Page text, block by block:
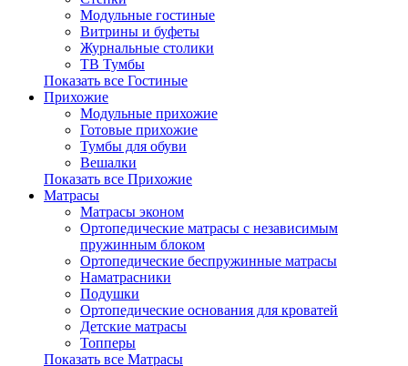
Модульные гостиные
Витрины и буфеты
Журнальные столики
ТВ Тумбы
Показать все Гостиные
Прихожие
Модульные прихожие
Готовые прихожие
Тумбы для обуви
Вешалки
Показать все Прихожие
Матрасы
Матрасы эконом
Ортопедические матрасы с независимым
пружинным блоком
Ортопедические беспружинные матрасы
Наматрасники
Подушки
Ортопедические основания для кроватей
Детские матрасы
Топперы
Показать все Матрасы